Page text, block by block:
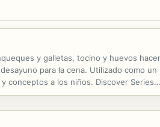
y galletas, tocino y huevos
para la cena. Utilizado como un
conceptos a los niños. Discover Series